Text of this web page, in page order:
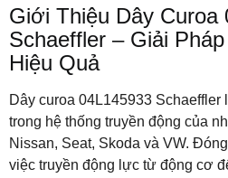
Giới Thiệu Dây Curoa
Schaeffler – Giải
Hiệu Quả
Dây curoa 04L145933 Schaeffler
trong hệ thống truyền động của
Nissan, Seat, Skoda và VW.
việc truyền động lực từ động cơ